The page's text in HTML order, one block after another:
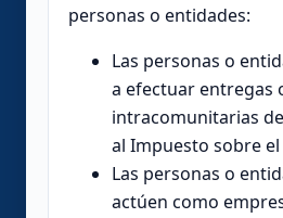
personas o entidades:
Las personas o
a efectuar entregas
intracomunitarias
al Impuesto sobre
Las personas o
actúen como